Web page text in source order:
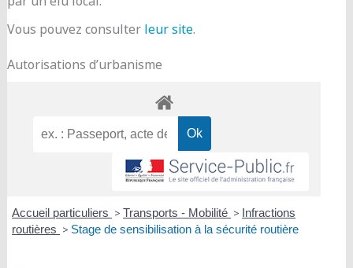
Vous pouvez consulter leur site.
Autorisations d’urbanisme
Accueil particuliers > Transports - Mobilité > Infractions
routières > Stage de sensibilisation à la sécurité routière